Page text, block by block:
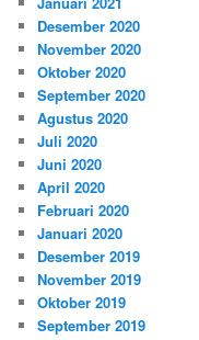
Desember 2020
November 2020
Oktober 2020
September 2020
Agustus 2020
Juli 2020
Juni 2020
April 2020
Februari 2020
Januari 2020
Desember 2019
November 2019
Oktober 2019
September 2019